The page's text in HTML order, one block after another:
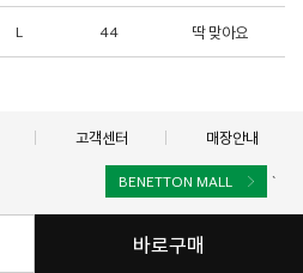
바로구매
L 44 딱 맞아요
고객센터 매장안내
BENETTON MALL `
, 16층(서초동, 비엔케이디지털타워)